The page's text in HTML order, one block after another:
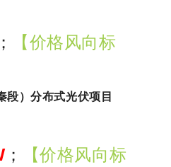
；
【价格风向标
段）分布式光伏项目
；
【价格风向标